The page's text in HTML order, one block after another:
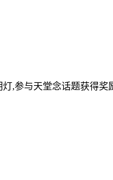
,参与天堂念话题获得奖